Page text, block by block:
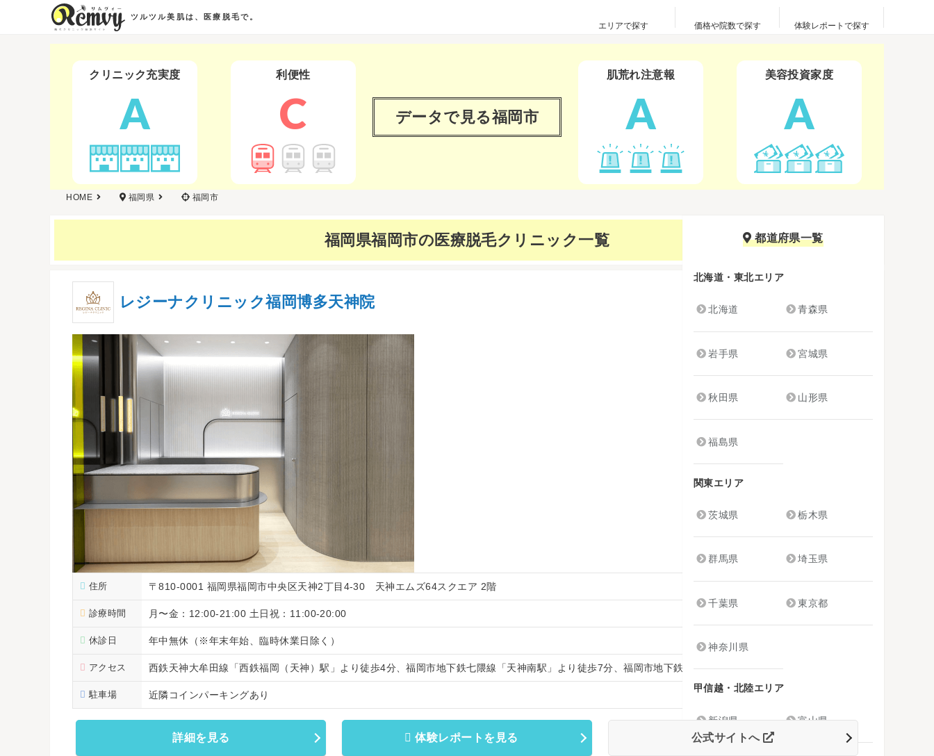
ツルツル美肌は、医療脱毛で。
エリアで探す 価格や院数で探す 体験レポートで探す
データで見る福岡市
クリニック充実度
A
利便性
C
肌荒れ注意報
A
美容投資家度
A
HOME 福岡県 福岡市
福岡県福岡市の 医療脱毛クリニック一覧
レジーナクリニック福岡博多天神院
住所 〒810-0001 福岡県福岡市中央区天神2丁目4-30 天神エムズ64スクエア 2階
診療時間 月〜金：12:00-21:00 土日祝：11:00-20:00
休診日 年中無休（※年末年始、臨時休業日除く）
アクセス 西鉄天神大牟田線「西鉄福岡（天神）駅」より徒歩4分、福岡市地下鉄七隈線「天神南駅」より徒歩7分、福岡市地下鉄空港線「天神駅」より徒歩8分
駐車場 近隣コインパーキングあり
詳細を見る 体験レポートを見る 公式サイトへ
都道府県一覧
北海道・東北エリア
北海道 青森県
岩手県 宮城県
秋田県 山形県
福島県
関東エリア
茨城県 栃木県
群馬県 埼玉県
千葉県 東京都
神奈川県
甲信越・北陸エリア
新潟県 富山県